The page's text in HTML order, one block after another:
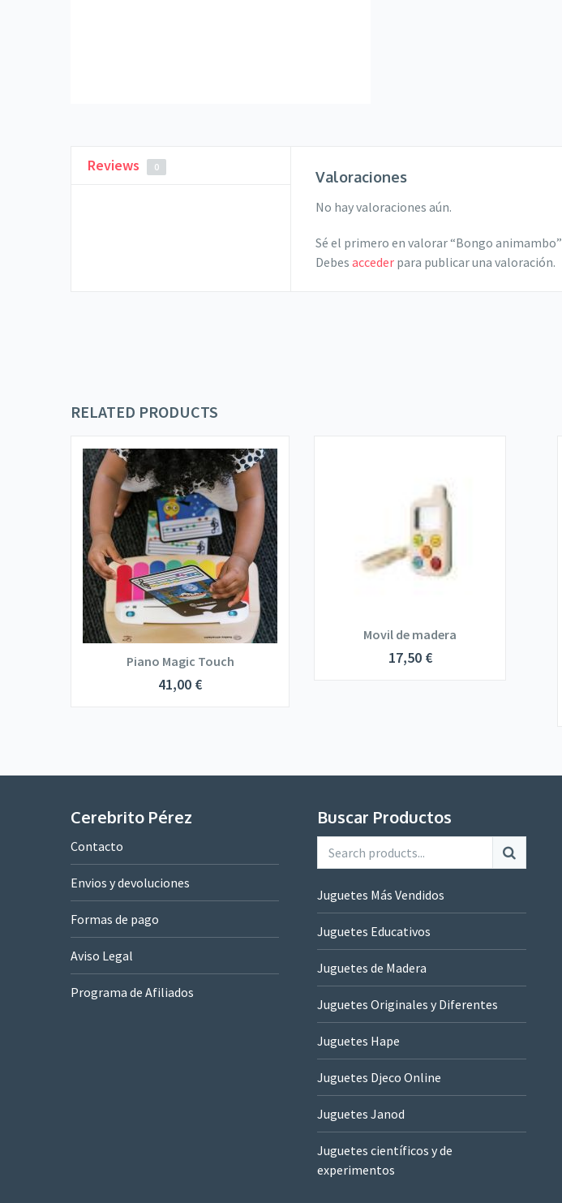
Reviews 0
Valoraciones
No hay valoraciones aún.
Sé el primero en valorar “Bongo animambo”
Debesacceder para publicar una valoración.
RELATED PRODUCTS
Piano Magic Touch
41,00 €
Movil de madera
17,50 €
Cerebrito Pérez
Contacto
Envios y devoluciones
Formas de pago
Aviso Legal
Programa de Afiliados
Buscar Productos
Juguetes Más Vendidos
Juguetes Educativos
Juguetes de Madera
Juguetes Originales y Diferentes
Juguetes Hape
Juguetes Djeco Online
Juguetes Janod
Juguetes científicos y de
experimentos